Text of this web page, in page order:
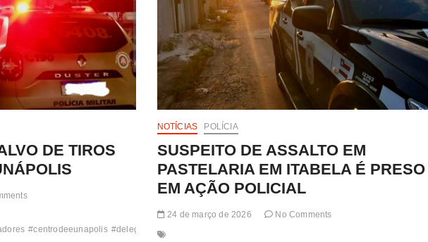
DE TIROS
#centrodeeunapolis #delegaciadepoliciacivil
NOTÍCIAS POLÍCIA
SUSPEITO DE ASSALTO EM
PASTELARIA EM ITABELA É PRESO
EM AÇÃO POLICIAL
24 de março de 2026 No Comments